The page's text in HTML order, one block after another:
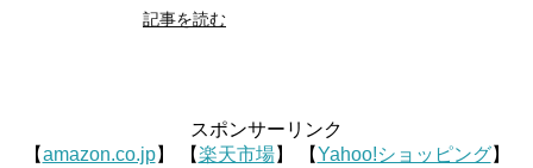
記事を読む
スポンサーリンク
【amazon.co.jp】 【楽天市場】 【Yahoo!ショッピング】